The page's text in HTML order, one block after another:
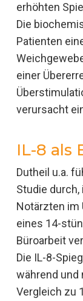
erhöhten
Die
Patienten
einer
verursacht
IL-8 als
Dutheil u.a.
Studie durch,
Notärzten im
eines 14-
Büroarbeit
Die IL-8-
während und
Vergleich zu